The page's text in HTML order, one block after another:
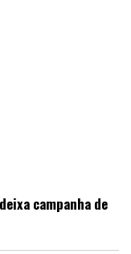
campanha de